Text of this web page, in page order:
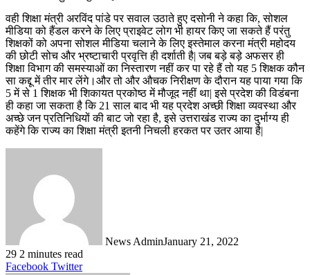
वही शिक्षा मंत्री अरविंद पांडे पर सवाल उठाते हुए दसोनी ने कहा कि, सोशल
मीडिया को हैंडल करने के लिए प्राइवेट लोग भी हायर किए जा सकते हैं परंतु
शिक्षकों को अपना सोशल मीडिया चलाने के लिए इस्तेमाल करना मंत्री महोदय
की छोटी सोच और भ्रष्टाचारी प्रवृत्ति ही दर्शाती है| जब बड़े बड़े अफसर ही
शिक्षा विभाग की समस्याओं का निस्तारण नहीं कर पा रहे हैं तो यह 5 शिक्षक कौन
सा कद्दू में तीर मार लेंगे।और तो और औचक निरीक्षण के दौरान यह पाया गया कि
5 में से 1 शिक्षक भी शिकायत प्रकोष्ठ में मौजूद नहीं था| इसे प्रदेश की विडंबना
ही कहा जा सकता है कि 21 साल बाद भी यह प्रदेश अच्छी शिक्षा व्यवस्था और
अच्छे जन प्रतिनिधियों की बाट जो रहा है, इसे उत्तराखंड राज्य का दुर्भाग्य ही
कहेंगे कि राज्य का शिक्षा मंत्री इतनी निचली हरकत पर उतर आया है|
News AdminJanuary 21, 2022
29 2 minutes read
Facebook TwitterLinkedIn
Tumblr
Pinterest
Reddit
VKontakte
Share
Print